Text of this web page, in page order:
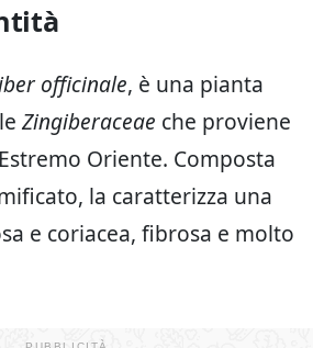
officinale, è una pianta
Zingiberaceae che proviene
Oriente. Composta
la caratterizza una
e coriacea, fibrosa e molto